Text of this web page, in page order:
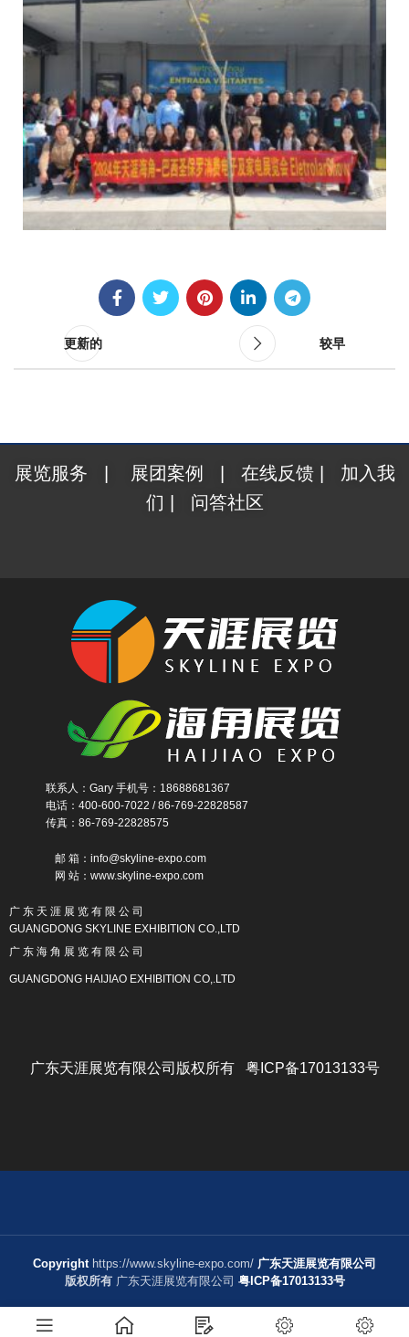
更新的 较早
展览服务 | 展团案例 | 在线反馈| 加入我
们 | 问答社区
联系人：Gary 手机号：18688681367
电话：400-600-7022 / 86-769-22828587
传真：86-769-22828575
邮 箱：info@skyline-expo.com
网 站：www.skyline-expo.com
广 东 天 涯 展 览 有 限 公 司
GUANGDONG SKYLINE EXHIBITION CO.,LTD
广 东 海 角 展 览 有 限 公 司
GUANGDONG HAIJIAO EXHIBITION CO,.LTD
广东天涯展览有限公司版权所有 粤ICP备17013133号
Copyright https://www.skyline-expo.com/ 广东天涯展览有限公司
版权所有 广东天涯展览有限公司 粤ICP备17013133号